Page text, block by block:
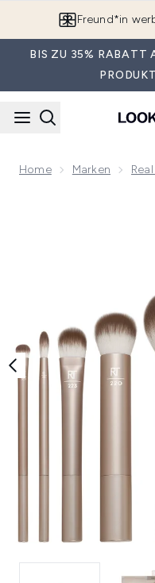
App
BIS ZU 35% RABATT
Home Marken